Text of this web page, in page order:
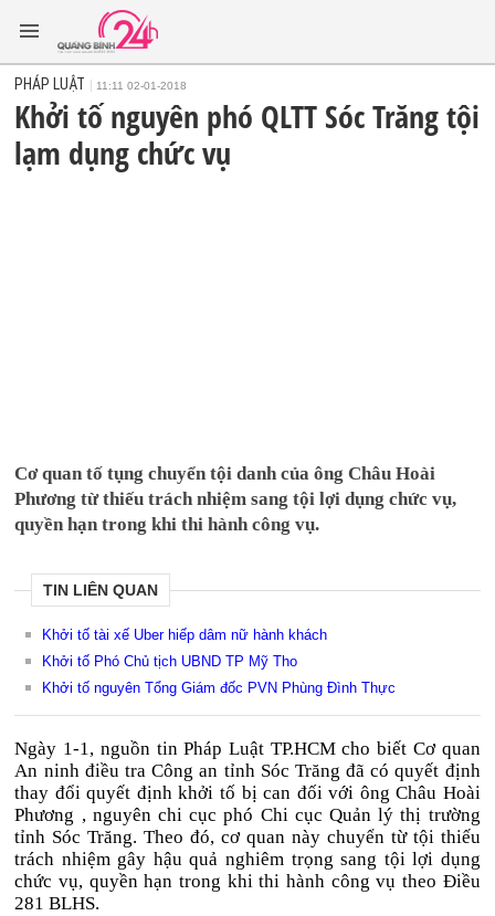
PHÁP LUẬT 11:11 02-01-2018
Khởi tố nguyên phó QLTT Sóc Trăng tội
lạm dụng chức vụ
Cơ quan tố tụng chuyển tội danh của ông Châu Hoài
Phương từ thiếu trách nhiệm sang tội lợi dụng chức vụ,
quyền hạn trong khi thi hành công vụ.
TIN LIÊN QUAN
Khởi tố tài xế Uber hiếp dâm nữ hành khách
Khởi tố Phó Chủ tịch UBND TP Mỹ Tho
Khởi tố nguyên Tổng Giám đốc PVN Phùng Đình Thực
Ngày 1-1, nguồn tin Pháp Luật TP.HCM cho biết Cơ quan
An ninh điều tra Công an tỉnh Sóc Trăng đã có quyết định
thay đổi quyết định khởi tố bị can đối với ông Châu Hoài
Phương , nguyên chi cục phó Chi cục Quản lý thị trường
tỉnh Sóc Trăng. Theo đó, cơ quan này chuyển từ tội thiếu
trách nhiệm gây hậu quả nghiêm trọng sang tội lợi dụng
chức vụ, quyền hạn trong khi thi hành công vụ theo Điều
281 BLHS.